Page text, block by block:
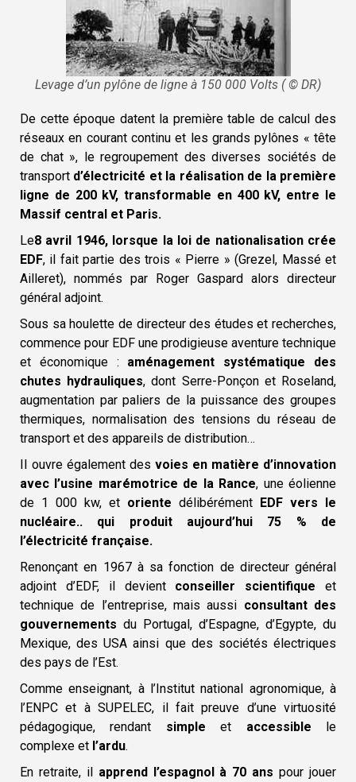
Levage d’un pylône de ligne à 150 000 Volts ( © DR)
De cette époque datent la première table de calcul des
réseaux en courant continu et les grands pylônes « tête
de chat », le regroupement des diverses sociétés de
transport d’électricité et la réalisation de la première
ligne de 200 kV, transformable en 400 kV, entre le
Massif central et Paris.
Le8 avril 1946, lorsque la loi de nationalisation crée
EDF, il fait partie des trois « Pierre » (Grezel, Massé et
Ailleret), nommés par Roger Gaspard alors directeur
général adjoint.
Sous sa houlette de directeur des études et recherches,
commence pour EDF une prodigieuse aventure technique
et économique : aménagement systématique des
chutes hydrauliques, dont Serre-Ponçon et Roseland,
augmentation par paliers de la puissance des groupes
thermiques, normalisation des tensions du réseau de
transport et des appareils de distribution…
II ouvre également des voies en matière d’innovation
avec l’usine marémotrice de la Rance, une éolienne
de 1 000 kw, et oriente délibérément EDF vers le
nucléaire.. qui produit aujourd’hui 75 % de
l’électricité française.
Renonçant en 1967 à sa fonction de directeur général
adjoint d’EDF, il devient conseiller scientifique et
technique de l’entreprise, mais aussi consultant des
gouvernements du Portugal, d’Espagne, d’Egypte, du
Mexique, des USA ainsi que des sociétés électriques
des pays de l’Est.
Comme enseignant, à l’Institut national agronomique, à
l’ENPC et à SUPELEC, il fait preuve d’une virtuosité
pédagogique, rendant simple et accessible le
complexe et l’ardu.
En retraite, il apprend l’espagnol à 70 anspour jouer